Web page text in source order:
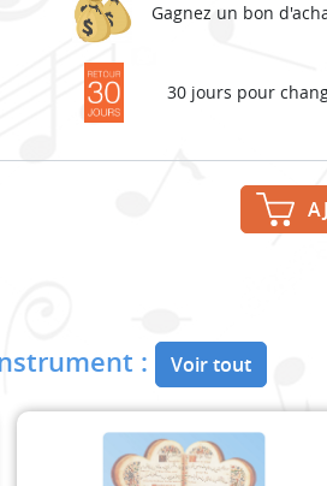
Gagnez un bon
30 jours pour
: Voir tout